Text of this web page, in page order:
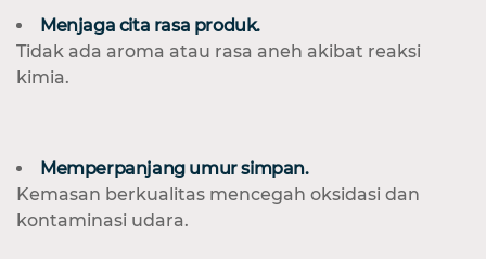
Menjaga cita rasa produk.
Tidak ada aroma atau rasa aneh akibat reaksi
kimia.
Memperpanjang umur simpan.
Kemasan berkualitas mencegah oksidasi dan
kontaminasi udara.